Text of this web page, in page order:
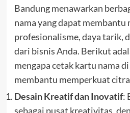
Bandung menawarkan
nama yang dapat membantu
profesionalisme, daya tarik,
dari bisnis Anda. Berikut
mengapa cetak kartu nama
membantu memperkuat
Desain Kreatif dan Inovatif:
sebagai pusat kreativitas,